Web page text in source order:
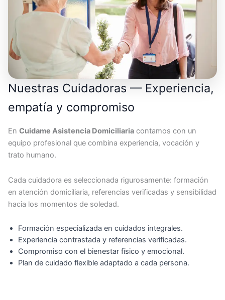
Nuestras Cuidadoras — Experiencia,
empatía y compromiso
En Cuidame Asistencia Domiciliaria contamos con un
equipo profesional que combina experiencia, vocación y
trato humano.
Cada cuidadora es seleccionada rigurosamente: formación
en atención domiciliaria, referencias verificadas y sensibilidad
hacia los momentos de soledad.
Formación especializada en cuidados integrales.
Experiencia contrastada y referencias verificadas.
Compromiso con el bienestar físico y emocional.
Plan de cuidado flexible adaptado a cada persona.